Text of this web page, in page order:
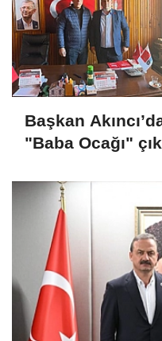
Başkan
"Baba Ocağı"